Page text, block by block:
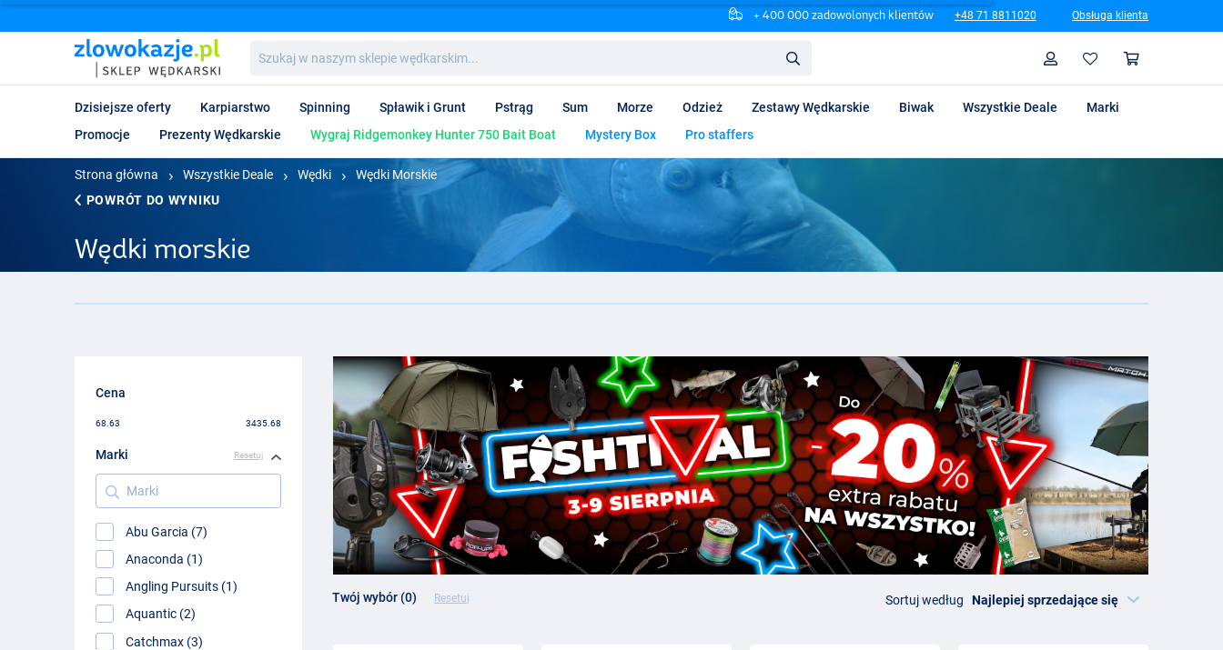
+ 400 000 zadowolonych klientów +48 71 8811020 Obsługa klienta
w
naszym
wędkarskim...
Profil
Dzisiejsze oferty Karpiarstwo Spinning Spławik i Grunt Pstrąg Sum Morze Odzież Zestawy Wędkarskie Biwak Wszystkie Deale
Marki
Promocje
Prezenty Wędkarskie Wygraj Ridgemonkey Hunter 750 Bait Boat Mystery Box Pro staffers
Strona główna Wszystkie Deale Wędki
Wędki Morskie
POWRÓT DO WYNIKU
Wędki morskie
Cena
68.63 3435.68
Marki Resetuj
Marki
Abu Garcia (7)
Anaconda (1)
Angling Pursuits (1)
Aquantic (2)
Catchmax (3)
Twój wybór (0) Resetuj Sortuj według